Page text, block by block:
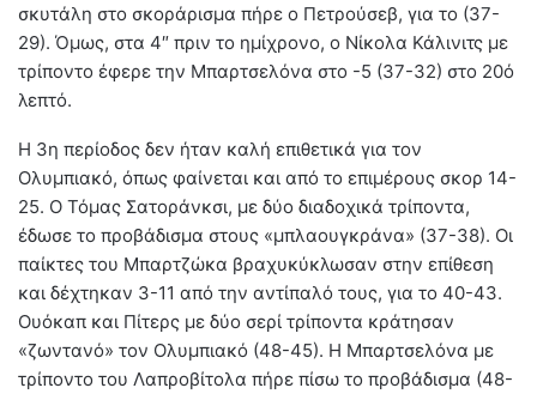
σκυτάλη στο σκοράρισμα πήρε ο Πετρούσεβ, για το (37-
29). Όμως, στα 4″ πριν το ημίχρονο, ο Νίκολα Κάλινιτς με
τρίποντο έφερε την Μπαρτσελόνα στο -5 (37-32) στο 20ό
λεπτό.
Η 3η περίοδος δεν ήταν καλή επιθετικά για τον
Ολυμπιακό, όπως φαίνεται και από το επιμέρους σκορ 14-
25. Ο Τόμας Σατοράνκσι, με δύο διαδοχικά τρίποντα,
έδωσε το προβάδισμα στους «μπλαουγκράνα» (37-38). Οι
παίκτες του Μπαρτζώκα βραχυκύκλωσαν στην επίθεση
και δέχτηκαν 3-11 από την αντίπαλό τους, για το 40-43.
Ουόκαπ και Πίτερς με δύο σερί τρίποντα κράτησαν
«ζωντανό» τον Ολυμπιακό (48-45). Η Μπαρτσελόνα με
τρίποντο του Λαπροβίτολα πήρε πίσω το προβάδισμα (48-